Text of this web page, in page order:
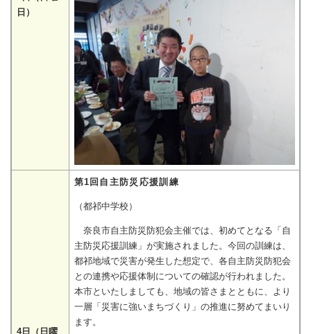
日）
4日（日曜
第1回自主防災応援訓練
（都祁中学校）
奈良市自主防災防犯会主催では、初めてとなる「自
主防災応援訓練」が実施されました。今回の訓練は、
都祁地域で災害が発生した想定で、各自主防災防犯会
との連携や応援体制についての確認が行われました。
本市といたしましても、地域の皆さまとともに、より
一層「災害に強いまちづくり」の推進に努めてまいり
ます。